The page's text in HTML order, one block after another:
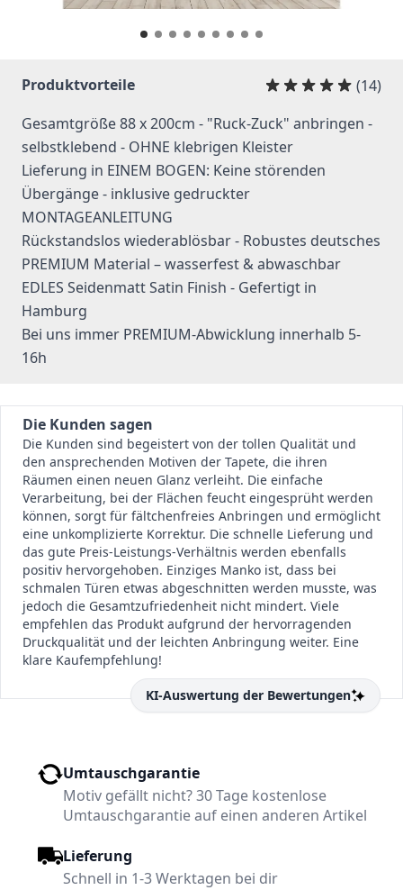
Produktvorteile
(14)
Gesamtgröße 88 x 200cm - "Ruck-Zuck" anbringen -
selbstklebend - OHNE klebrigen Kleister
Lieferung in EINEM BOGEN: Keine störenden
Übergänge - inklusive gedruckter
MONTAGEANLEITUNG
Rückstandslos wiederablösbar - Robustes deutsches
PREMIUM Material – wasserfest & abwaschbar
EDLES Seidenmatt Satin Finish - Gefertigt in
Hamburg
Bei uns immer PREMIUM-Abwicklung innerhalb 5-
16h
Die Kunden sagen
Die Kunden sind begeistert von der tollen Qualität und
den ansprechenden Motiven der Tapete, die ihren
Räumen einen neuen Glanz verleiht. Die einfache
Verarbeitung, bei der Flächen feucht eingesprüht werden
können, sorgt für fältchenfreies Anbringen und ermöglicht
eine unkomplizierte Korrektur. Die schnelle Lieferung und
das gute Preis-Leistungs-Verhältnis werden ebenfalls
positiv hervorgehoben. Einziges Manko ist, dass bei
schmalen Türen etwas abgeschnitten werden musste, was
jedoch die Gesamtzufriedenheit nicht mindert. Viele
empfehlen das Produkt aufgrund der hervorragenden
Druckqualität und der leichten Anbringung weiter. Eine
klare Kaufempfehlung!
KI-Auswertung der Bewertungen
Umtauschgarantie
Motiv gefällt nicht? 30 Tage kostenlose
Umtauschgarantie auf einen anderen Artikel
Lieferung
Schnell in 1-3 Werktagen bei dir